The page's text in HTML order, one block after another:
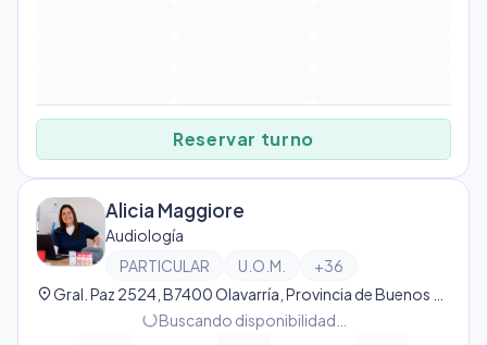
Reservar turno
Alicia Maggiore
Audiología
PARTICULAR
U.O.M. +36
location_on
progress_activityBuscando disponibilidad…